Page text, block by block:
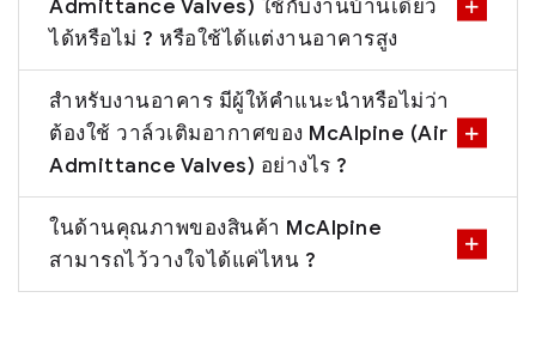
Admittance Valves) ใช้กับงานบ้านเดี่ยว
ได้หรือไม่ ? หรือใช้ได้แต่งานอาคารสูง
สำหรับงานอาคาร มีผู้ให้คำแนะนำหรือไม่ว่า
ต้องใช้ วาล์วเติมอากาศของ McAlpine (Air
Admittance Valves) อย่างไร ?
ในด้านคุณภาพของสินค้า McAlpine
สามารถไว้วางใจได้แค่ไหน ?